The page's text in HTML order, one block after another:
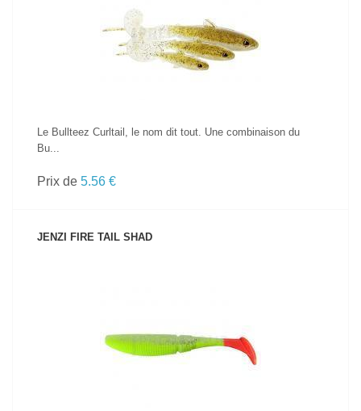
VOIR LE PRODUIT
Le Bullteez Curltail, le nom dit tout. Une combinaison du
Bu...
Prix de 5.56 €
JENZI FIRE TAIL SHAD